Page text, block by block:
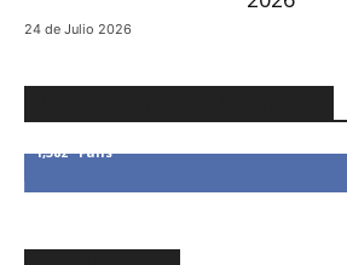
24 de Julio 2026
1,382 Fans